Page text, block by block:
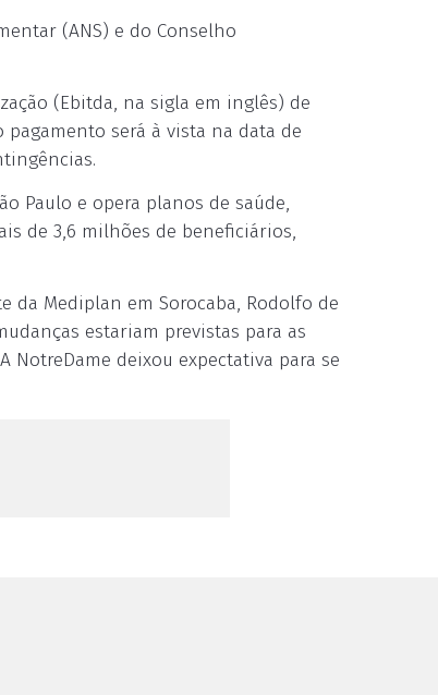
(ANS) e do Conselho
(Ebitda, na sigla em inglês) de
será à vista na data de
Paulo e opera planos de saúde,
de 3,6 milhões de beneficiários,
Mediplan em Sorocaba, Rodolfo de
estariam previstas para as
NotreDame deixou expectativa para se